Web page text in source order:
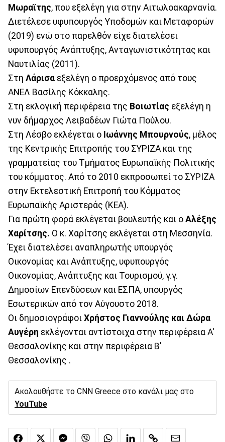
Μωραϊτης, που εξελέγη για στην Αιτωλοακαρνανία.
Διετέλεσε υφυπουργός Υποδομών και Μεταφορών
(2019) ενώ στο παρελθόν είχε διατελέσει
υφυπουργός Ανάπτυξης, Ανταγωνιστικότητας και
Ναυτιλίας (2011).
Στη Λάρισα εξελέγη ο προερχόμενος από τους
ΑΝΕΛ Βασίλης Κόκκαλης.
Στη εκλογική περιφέρεια της Βοιωτίας εξελέγη η
νυν δήμαρχος Λειβαδέων Γιώτα Πούλου.
Στη Λέσβο εκλέγεται ο Ιωάννης Μπουρνούς, μέλος
της Κεντρικής Επιτροπής του ΣΥΡΙΖΑ και της
γραμματείας του Τμήματος Ευρωπαϊκής Πολιτικής
του κόμματος. Από το 2010 εκπροσωπεί το ΣΥΡΙΖΑ
στην Εκτελεστική Επιτροπή του Κόμματος
Ευρωπαϊκής Αριστεράς (ΚΕΑ).
Για πρώτη φορά εκλέγεται βουλευτής και ο Αλέξης
Χαρίτσης. Ο κ. Χαρίτσης εκλέγεται στη Μεσσηνία.
Έχει διατελέσει αναπληρωτής υπουργός
Οικονομίας και Ανάπτυξης, υφυπουργός
Οικονομίας, Ανάπτυξης και Τουρισμού, γ.γ.
Δημοσίων Επενδύσεων και ΕΣΠΑ, υπουργός
Εσωτερικών από τον Αύγουστο 2018.
Οι δημοσιογράφοι Χρήστος Γιαννούλης και Δώρα
Αυγέρη εκλέγονται αντίστοιχα στην περιφέρεια Α'
Θεσσαλονίκης και στην περιφέρεια Β'
Θεσσαλονίκης .
Ακολουθήστε το CNN Greece στο κανάλι μας στο
YouTube